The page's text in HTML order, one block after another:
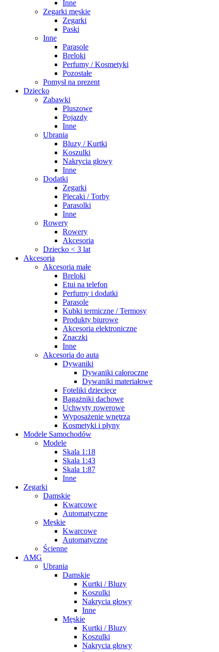
Inne
Zegarki męskie
Zegarki
Paski
Inne
Parasole
Breloki
Perfumy / Kosmetyki
Pozostałe
Pomysł na prezent
Dziecko
Zabawki
Pluszowe
Pojazdy
Inne
Ubrania
Bluzy / Kurtki
Koszulki
Nakrycia głowy
Inne
Dodatki
Zegarki
Plecaki / Torby
Parasolki
Inne
Rowery
Rowery
Akcesoria
Dziecko < 3 lat
Akcesoria
Akcesoria małe
Breloki
Etui na telefon
Perfumy i dodatki
Parasole
Kubki termiczne / Termosy
Produkty biurowe
Akcesoria elektroniczne
Znaczki
Inne
Akcesoria do auta
Dywaniki
Dywaniki całoroczne
Dywaniki materiałowe
Foteliki dziecięce
Bagażniki dachowe
Uchwyty rowerowe
Wyposażenie wnętrza
Kosmetyki i płyny
Modele Samochodów
Modele
Skala 1:18
Skala 1:43
Skala 1:87
Inne
Zegarki
Damskie
Kwarcowe
Automatyczne
Męskie
Kwarcowe
Automatyczne
Ścienne
AMG
Ubrania
Damskie
Kurtki / Bluzy
Koszulki
Nakrycia głowy
Inne
Męskie
Kurtki / Bluzy
Koszulki
Nakrycia głowy